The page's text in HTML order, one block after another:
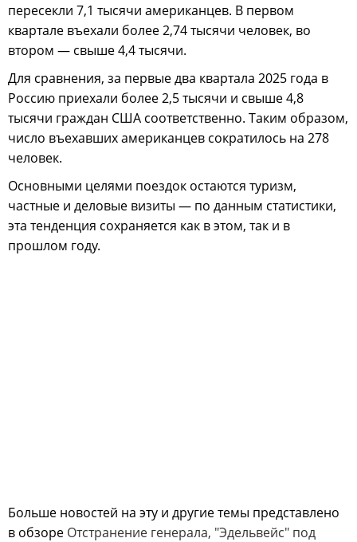
пересекли 7,1 тысячи американцев. В первом
квартале въехали более 2,74 тысячи человек, во
втором — свыше 4,4 тысячи.
Для сравнения, за первые два квартала 2025 года в
Россию приехали более 2,5 тысячи и свыше 4,8
тысячи граждан США соответственно. Таким образом,
число въехавших американцев сократилось на 278
человек.
Основными целями поездок остаются туризм,
частные и деловые визиты — по данным статистики,
эта тенденция сохраняется как в этом, так и в
прошлом году.
Больше новостей на эту и другие темы представлено
в обзоре Отстранение генерала, "Эдельвейс" под